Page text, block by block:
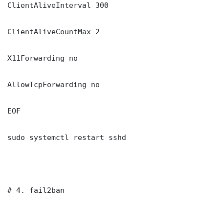
ClientAliveInterval 300
ClientAliveCountMax 2
X11Forwarding no
AllowTcpForwarding no
EOF
sudo systemctl restart sshd
# 4. fail2ban